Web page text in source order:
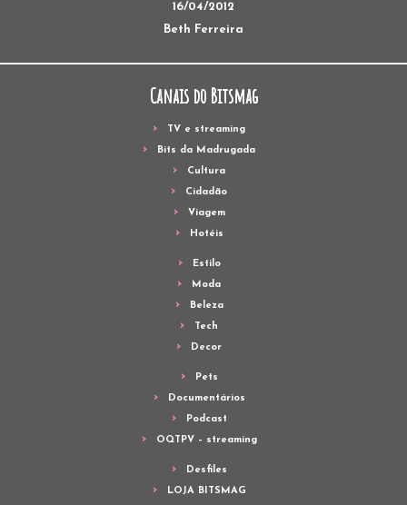
16/04/2012
Beth Ferreira
Canais do Bitsmag
TV e streaming
Bits da Madrugada
Cultura
Cidadão
Viagem
Hotéis
Estilo
Moda
Beleza
Tech
Decor
Pets
Documentários
Podcast
OQTPV – streaming
Desfiles
LOJA BITSMAG